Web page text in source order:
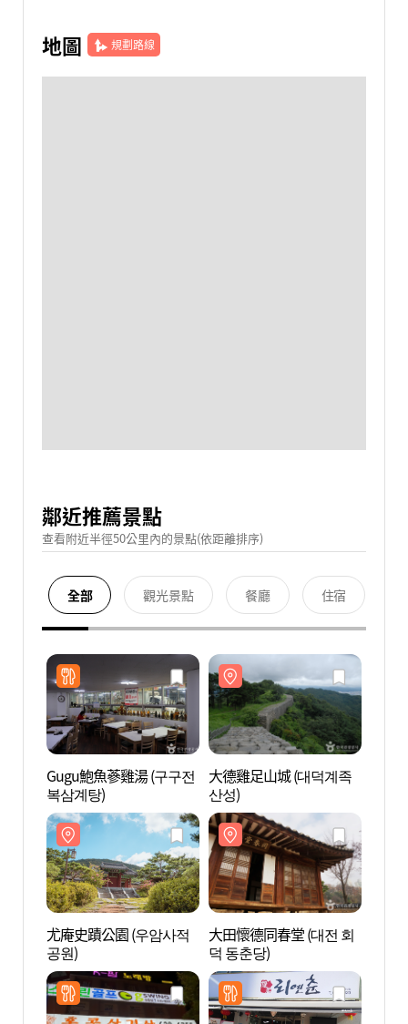
地圖 規劃路線
鄰近推薦景點
查看附近半徑50公里內的景點(依距離排序)
全部 觀光景點 餐廳 住宿
Gugu鮑魚蔘雞湯 (구구전
복삼계탕)
大德雞足山城 (대덕계족
산성)
尤庵史蹟公園 (우암사적
공원)
大田懷德同春堂 (대전 회
덕 동춘당)